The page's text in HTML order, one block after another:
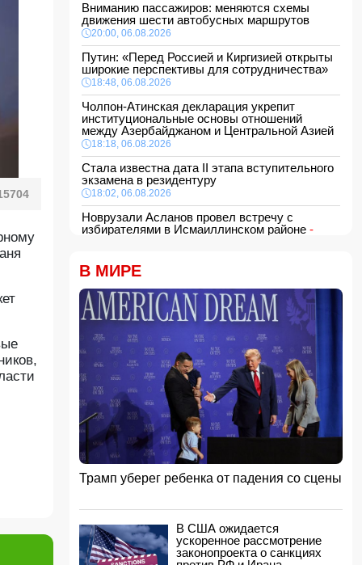
Вниманию пассажиров: меняются схемы
движения шести автобусных маршрутов
20:00, 06.08.2026
Путин: «Перед Россией и Киргизией открыты
широкие перспективы для сотрудничества»
18:48, 06.08.2026
Чолпон-Атинская декларация укрепит
институциональные основы отношений
между Азербайджаном и Центральной Азией
18:18, 06.08.2026
Стала известна дата II этапа вступительного
экзамена в резидентуру
18:02, 06.08.2026
Новрузали Асланов провел встречу с
избирателями в Исмаиллинском районе -
«Новые технологии формируют новые
профессии на рынке труда» — эксперт
16:48, 06.08.2026
Джейхун Байрамов и Андрей Сибига проводят
встречу в Киеве
16:28, 06.08.2026
Гави покрасил волосы в розовый цвет в честь
победы Испании на ЧМ-2026
16:16, 06.08.2026
США сняли санкции с авиакомпании,
обвинявшейся в перевозке оружия для КСИР
16:00, 06.08.2026
Администрация Трампа вернула импортерам
пошлин
15:48, 06.08.2026
В Японии заявили о запуске КНДР
баллистической ракеты
В МИРЕ
Трамп уберег ребенка от падения со сцены
В США ожидается
ускоренное рассмотрение
законопроекта о санкциях